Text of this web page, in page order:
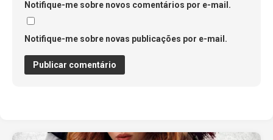
Notifique-me sobre novos comentários por e-mail.
Notifique-me sobre novas publicações por e-mail.